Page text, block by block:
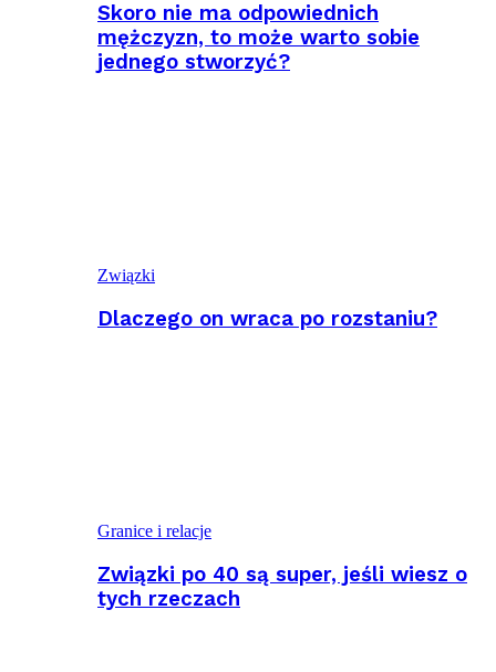
Skoro nie ma odpowiednich
mężczyzn, to może warto sobie
jednego stworzyć?
Związki
Dlaczego on wraca po rozstaniu?
Granice i relacje
Związki po 40 są super, jeśli wiesz o
tych rzeczach